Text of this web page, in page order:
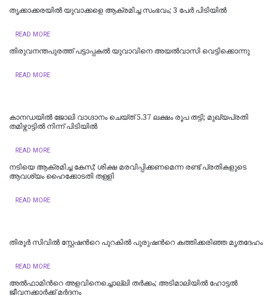
തൃക്കാക്കരയിൽ യുവാക്കളെ ആക്രമിച്ച സംഭവം; 3 പേർ പിടിയിൽ
READ MORE
തിരുവനന്തപുരത്ത് പട്ടാപ്പകൽ യുവാവിനെ അയൽവാസി വെട്ടിക്കൊന്നു
READ MORE
കാനഡയിൽ ജോലി വാഗ്ദാനം ചെയ്ത് 5.37 ലക്ഷം രൂപ തട്ടി; മുഖ്യപ്രതി
തമിഴ്നാട്ടിൽ നിന്ന് പിടിയിൽ
READ MORE
നടിയെ ആക്രമിച്ച കേസ്; ശിക്ഷ മരവിപ്പിക്കണമെന്ന രണ്ട് പ്രതികളുടെ
ആവശ്യം ഹൈക്കോടതി തള്ളി
READ MORE
തിരൂർ സിവിൽ സ്റ്റേഷന്‍റെ പുറകിൽ പുരുഷന്‍റെ കത്തിക്കരിഞ്ഞ മൃതദേഹം
READ MORE
അൽഫാമിന്‍റെ അളവിനെച്ചൊല്ലി തർക്കം; അടിമാലിയിൽ ഹോട്ടല്‍
ജീവനക്കാര്‍ക്ക് മര്‍ദനം